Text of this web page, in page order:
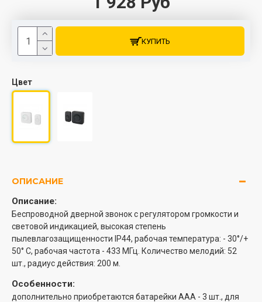
Цвет
КУПИТЬ
ОПИСАНИЕ
Описание:
Беспроводной дверной звонок с регулятором громкости и
световой индикацией, высокая степень
пылевлагозащищенности IP44, рабочая температура: - 30°/+
50° С, рабочая частота - 433 МГц. Количество мелодий: 52
шт., радиус действия: 200 м.
Особенности:
дополнительно приобретаются батарейки ААА - 3 шт., для